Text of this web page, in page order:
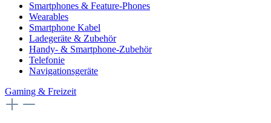
Smartphones & Feature-Phones
Wearables
Smartphone Kabel
Ladegeräte & Zubehör
Handy- & Smartphone-Zubehör
Telefonie
Navigationsgeräte
Gaming & Freizeit